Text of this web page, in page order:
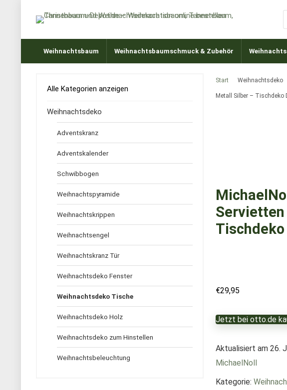
Weihnachtsbaum Weihnachtsbaumschmuck & Zubehör
Start Weihnachtsdeko
Metall Silber – Tischdeko
€29,95
Jetzt bei otto.de
Aktualisiert am 26.
MichaelNoll
Kategorie:
Alle Kategorien anzeigen
Weihnachtsdeko
Adventskranz
Adventskalender
Schwibbogen
Weihnachtspyramide
Weihnachtskrippen
Weihnachtsengel
Weihnachtskranz Tür
Weihnachtsdeko Fenster
Weihnachtsdeko Tische
Weihnachtsdeko Holz
Weihnachtsdeko zum Hinstellen
Weihnachtsbeleuchtung